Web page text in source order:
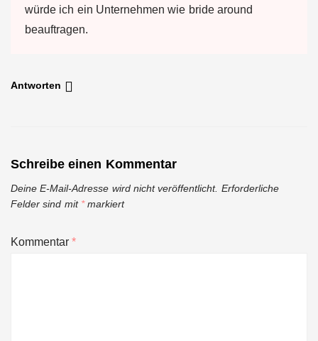
würde ich ein Unternehmen wie bride around
beauftragen.
Antworten
Schreibe einen Kommentar
Deine E-Mail-Adresse wird nicht veröffentlicht. Erforderliche
Felder sind mit *markiert
Kommentar*